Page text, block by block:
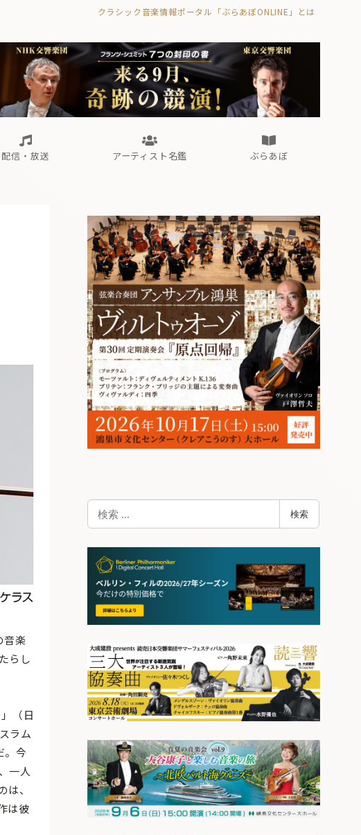
クラシック音楽情報ポータル「ぶらあぼONLINE」とは
ぶらあぼブラス！
フォルテピアノ・オデッセイ
配信・放送 アーティスト名鑑 ぶらあぼ
Aからの眺望 ぶらあぼブラス！
フォルテピアノ・オデッセイ
音楽
らし
（日
ラム
。今
一人
、
は彼
検
索
検索